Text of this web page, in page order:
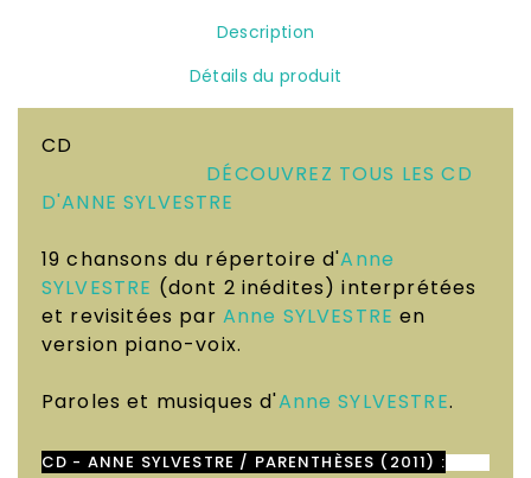
Description
Détails du produit
CD
DÉCOUVREZ TOUS LES CD
D'ANNE SYLVESTRE
19 chansons du répertoire d'Anne
SYLVESTRE (dont 2 inédites) interprétées
et revisitées par Anne SYLVESTRE en
version piano-voix.
Paroles et musiques d'Anne SYLVESTRE.
CD - ANNE SYLVESTRE / PARENTHÈSES (2011) :